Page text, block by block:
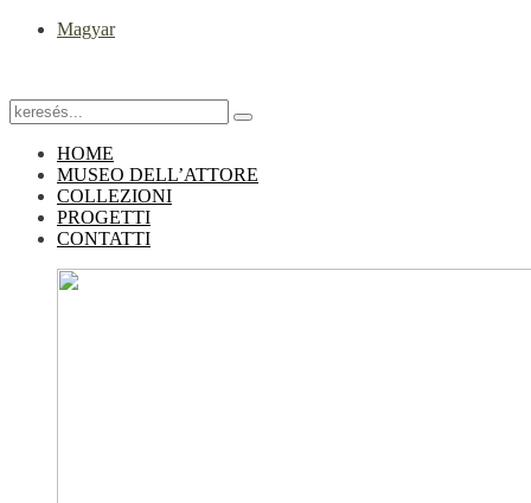
Magyar
HOME
MUSEO DELL’ATTORE
COLLEZIONI
PROGETTI
CONTATTI